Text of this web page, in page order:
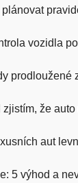
vozidla
prodloužené
že
aut
5 výhod a